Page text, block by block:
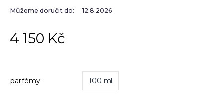
parfémy 100 ml
4 150 Kč
Můžeme doručit do: 12.8.2026